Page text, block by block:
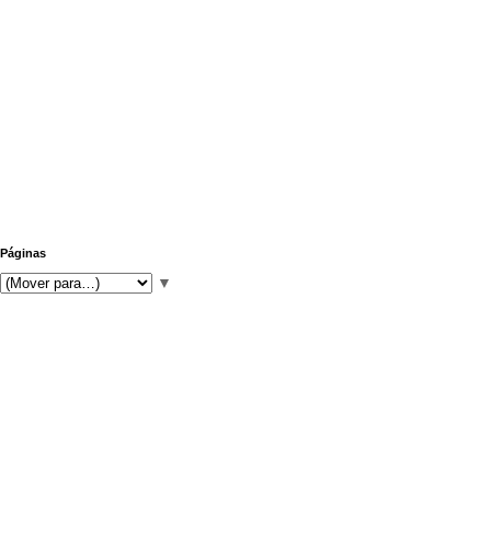
Páginas
▼